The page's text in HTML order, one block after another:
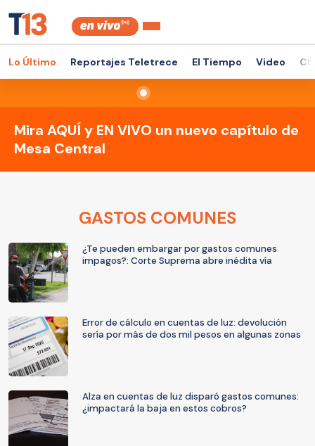
Lo Último Reportajes Teletrece El Tiempo Video
Mira AQUÍ y EN VIVO un nuevo capítulo de
Mesa Central
GASTOS COMUNES
¿Te pueden embargar por gastos comunes
impagos?: Corte Suprema abre inédita vía
Error de cálculo en cuentas de luz: devolución
sería por más de dos mil pesos en algunas zonas
Alza en cuentas de luz disparó gastos comunes:
¿impactará la baja en estos cobros?